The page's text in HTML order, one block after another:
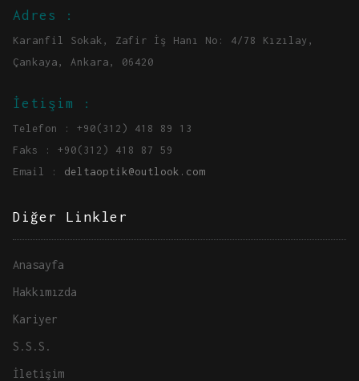
Adres :
Karanfil Sokak, Zafir İş Hanı No: 4/78 Kızılay,
Çankaya, Ankara, 06420
İetişim :
Telefon : +90(312) 418 89 13
Faks : +90(312) 418 87 59
Email : deltaoptik@outlook.com
Diğer Linkler
Anasayfa
Hakkımızda
Kariyer
S.S.S.
İletişim